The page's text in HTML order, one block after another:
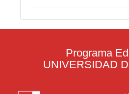
Programa
UNIVERSIDAD